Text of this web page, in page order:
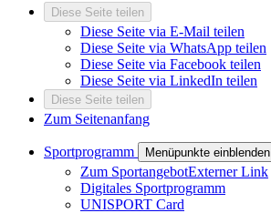
Diese Seite teilen
Diese Seite via E-Mail teilen
Diese Seite via WhatsApp teilen
Diese Seite via Facebook teilen
Diese Seite via LinkedIn teilen
Diese Seite teilen
Zum Seitenanfang
Sportprogramm Menüpunkte einblenden
Zum SportangebotExterner Link
Digitales Sportprogramm
UNISPORT Card